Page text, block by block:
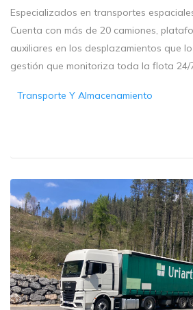
Especializados en transportes
Cuenta con más de 20 camiones,
auxiliares en los desplazamientos que
gestión que monitoriza toda la flota 24/
Transporte Y Almacenamiento